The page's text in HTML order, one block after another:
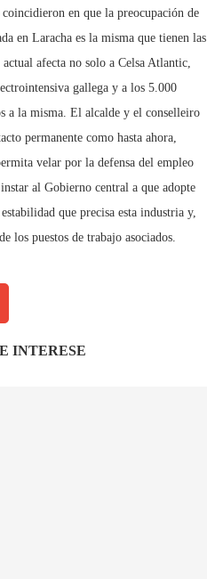
en que la preocupación de
en Laracha es la misma que tienen las
afecta no solo a Celsa Atlantic,
gallega y a los 5.000
a la misma. El alcalde y el conselleiro
permanente como hasta ahora,
velar por la defensa del empleo
al Gobierno central a que adopte
que precisa esta industria y,
los puestos de trabajo asociados.
INTERESE